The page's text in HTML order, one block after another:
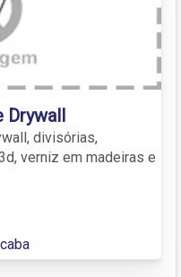
Drywall
divisórias,
verniz em madeiras e